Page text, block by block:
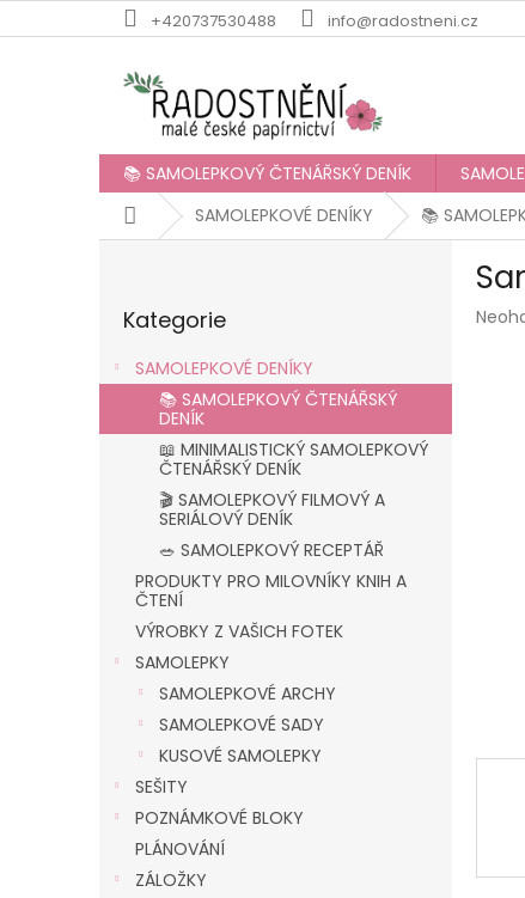
na
+420737530488 info@radostneni.cz
📚 SAMOLEPKOVÝ ČTENÁŘSKÝ DENÍK
DomůSAMOLEPKOVÉ DENÍKY 📚
a
n
kategorie
Kategorie
SAMOLEPKOVÉ DENÍKY
📚 SAMOLEPKOVÝ ČTENÁŘSKÝ
DENÍK
📖 MINIMALISTICKÝ SAMOLEPKOVÝ
ČTENÁŘSKÝ DENÍK
🎬 SAMOLEPKOVÝ FILMOVÝ A
SERIÁLOVÝ DENÍK
🥗 SAMOLEPKOVÝ RECEPTÁŘ
PRODUKTY PRO MILOVNÍKY KNIH A
ČTENÍ
VÝROBKY Z VAŠICH FOTEK
SAMOLEPKY
SAMOLEPKOVÉ ARCHY
SAMOLEPKOVÉ SADY
KUSOVÉ SAMOLEPKY
SEŠITY
POZNÁMKOVÉ BLOKY
PLÁNOVÁNÍ
ZÁLOŽKY